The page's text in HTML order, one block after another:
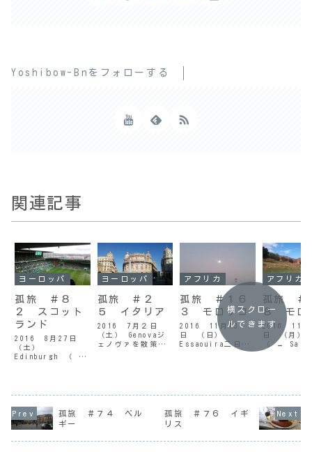
Yoshibow-Bnをフォローする
関連記事
ヨーロッパ
孤旅 ＃８
２ スコット
ランド
2016 8月27日
（土）
Edinburgh （ ↔
）試合当日のセル
ティック・パーク
今日は最高の１日
ヨーロッパ
孤旅 ＃２
５ イタリア
2016 7月２日
（土） Genovaジ
ェノヴァを散策昨
えているのだが、
他はほとんど記憶
ると７時...
アフリカ
孤旅 ＃１６
３ モロッコ
2016 11月13
日 （日）
Essaouira二日酔
い と 旅の一期一
悪くて 堪らずトイ
レに駆け込む。ひ
るうえに、溜...
アフリカ
孤旅 ＃
８ モロ
2016 11月
日 （月）
（ ↔ Sale
ヤのカスバ
付近の城
バト今日は
今...
横スクロー
ルできます
孤旅 ＃７４ ベル
ギー
孤旅 ＃７６ イギ
リス